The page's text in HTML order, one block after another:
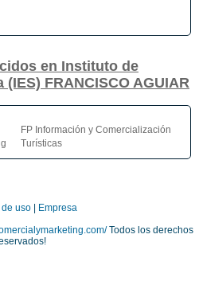
en Instituto de
FRANCISCO AGUIAR
FP Información y Comercialización
Turísticas
de uso|
Empresa
Todos los derechos